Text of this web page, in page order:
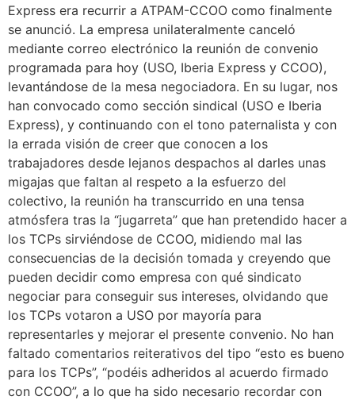
Express era recurrir a ATPAM-CCOO como finalmente
se anunció. La empresa unilateralmente canceló
mediante correo electrónico la reunión de convenio
programada para hoy (USO, Iberia Express y CCOO),
levantándose de la mesa negociadora. En su lugar, nos
han convocado como sección sindical (USO e Iberia
Express), y continuando con el tono paternalista y con
la errada visión de creer que conocen a los
trabajadores desde lejanos despachos al darles unas
migajas que faltan al respeto a la esfuerzo del
colectivo, la reunión ha transcurrido en una tensa
atmósfera tras la “jugarreta” que han pretendido hacer a
los TCPs sirviéndose de CCOO, midiendo mal las
consecuencias de la decisión tomada y creyendo que
pueden decidir como empresa con qué sindicato
negociar para conseguir sus intereses, olvidando que
los TCPs votaron a USO por mayoría para
representarles y mejorar el presente convenio. No han
faltado comentarios reiterativos del tipo “esto es bueno
para los TCPs”, “podéis adheridos al acuerdo firmado
con CCOO”, a lo que ha sido necesario recordar con